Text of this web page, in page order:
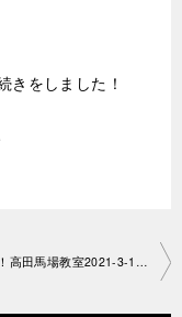
きをしました！